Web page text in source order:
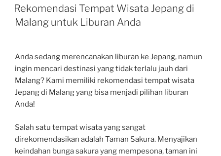
ON
Rekomendasi Tempat Wisata Jepang di
Malang untuk Liburan Anda
Anda sedang merencanakan liburan ke Jepang, namun
ingin mencari destinasi yang tidak terlalu jauh dari
Malang? Kami memiliki rekomendasi tempat wisata
Jepang di Malang yang bisa menjadi pilihan liburan
Anda!
Salah satu tempat wisata yang sangat
direkomendasikan adalah Taman Sakura. Menyajikan
keindahan bunga sakura yang mempesona, taman ini